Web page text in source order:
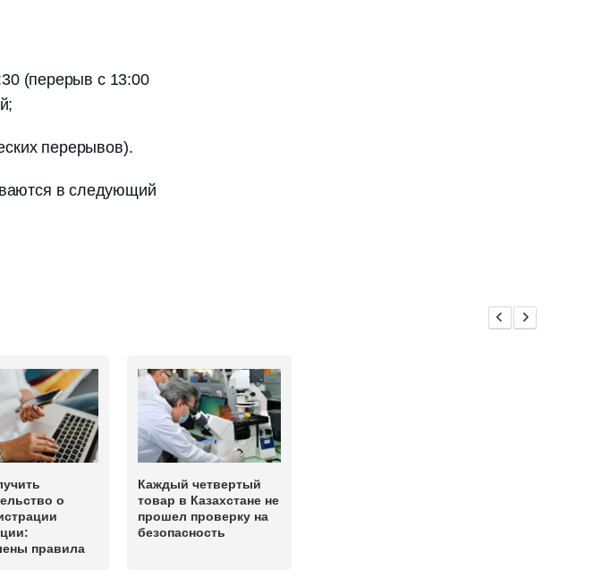
(перерыв с 13:00
перерывов).
в следующий
о
правила
Каждый четвертый
товар в Казахстане не
прошел проверку на
безопасность